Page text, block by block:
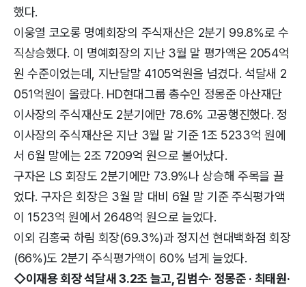
했다.
이웅열 코오롱 명예회장의 주식재산은 2분기 99.8%로 수
직상승했다. 이 명예회장의 지난 3월 말 평가액은 2054억
원 수준이었는데, 지난달말 4105억원을 넘겼다. 석달새 2
051억원이 올랐다. HD현대그룹 총수인 정몽준 아산재단
이사장의 주식재산도 2분기에만 78.6% 고공행진했다. 정
이사장의 주식재산은 지난 3월 말 기준 1조 5233억 원에
서 6월 말에는 2조 7209억 원으로 불어났다.
구자은 LS 회장도 2분기에만 73.9%나 상승해 주목을 끌
었다. 구자은 회장은 3월 말 대비 6월 말 기준 주식평가액
이 1523억 원에서 2648억 원으로 늘었다.
이외 김홍국 하림 회장(69.3%)과 정지선 현대백화점 회장
(66%)도 2분기 주식평가액이 60% 넘게 늘었다.
◇이재용 회장 석달새 3.2조 늘고, 김범수· 정몽준 · 최태원·